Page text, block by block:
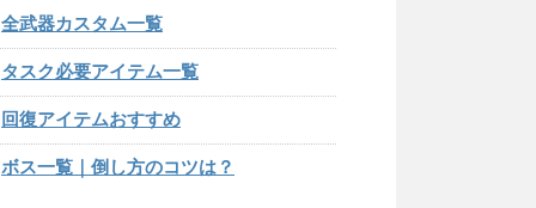
全武器カスタム一覧
タスク必要アイテム一覧
回復アイテムおすすめ
ボス一覧｜倒し方のコツは？